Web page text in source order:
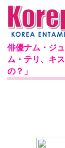
俳優ナム・ジ
ム・テリ、キ
の？」